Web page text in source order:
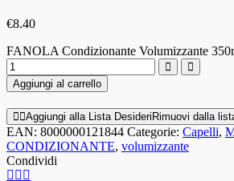
€8.40
FANOLA Condizionante Volumizzante
Aggiungi al carrello
Aggiungi alla Lista Desideri Rimuovi dalla
EAN: 8000000121844 Categorie: Capelli,
CONDIZIONANTE, volumizzante
Condividi